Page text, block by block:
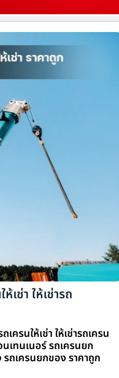
เช่า ให้เช่ารถ
ครนให้เช่า ให้เช่ารถเครน
เทนเนอร์ รถเครนยก
ถเครนยกของ ราคาถูก